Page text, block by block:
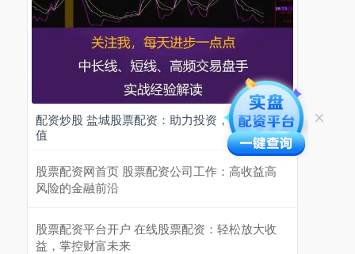
配资炒股 盐城股票配资：助力投资，实现财富增
值
股票配资网首页 股票配资公司工作：高收益高
风险的金融前沿
股票配资平台开户 在线股票配资：轻松放大收
益，掌控财富未来